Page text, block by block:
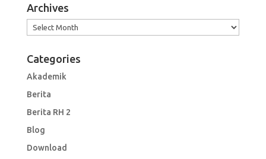
Archives
Archives
Categories
Akademik
Berita
Berita RH 2
Blog
Download